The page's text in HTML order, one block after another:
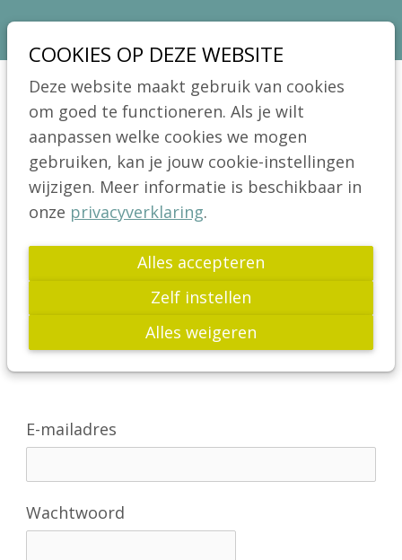
COOKIES OP DEZE WEBSITE
Deze website maakt gebruik van cookies
om goed te functioneren. Als je wilt
aanpassen welke cookies we mogen
gebruiken, kan je jouw cookie-instellingen
wijzigen. Meer informatie is beschikbaar in
onze privacyverklaring.
Alles accepteren
Zelf instellen
Alles weigeren
over
Spring
naar
de
navigatie
Spring
de
inhoud
LOGIN BIJ VCV
om jezelf aan te melden!
Opgelet! Inloggen is alleen mogelijk voor
leden die een account hebben aangemaakt!
E-mailadres
Wachtwoord
Jong!
Actua
Publicaties
Wetenschap
Links
FAQ
Word Lid